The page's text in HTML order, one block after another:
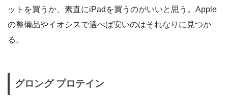
ットを買うか、素直にiPadを買うのがいいと思う。Apple
の整備品やイオシスで選べば安いのはそれなりに見つか
る。
グロング プロテイン